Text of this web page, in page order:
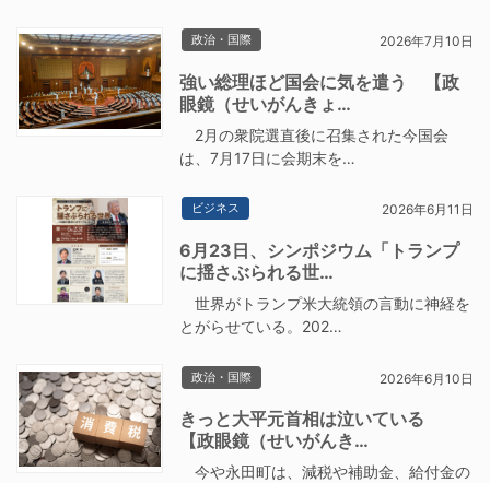
政治・国際 2026年7月10日
強い総理ほど国会に気を遣う 【政
眼鏡（せいがんきょ…
2月の衆院選直後に召集された今国会
は、7月17日に会期末を…
ビジネス 2026年6月11日
6月23日、シンポジウム「トランプ
に揺さぶられる世…
世界がトランプ米大統領の言動に神経を
とがらせている。202…
政治・国際 2026年6月10日
きっと大平元首相は泣いている
【政眼鏡（せいがんき…
今や永田町は、減税や補助金、給付金の